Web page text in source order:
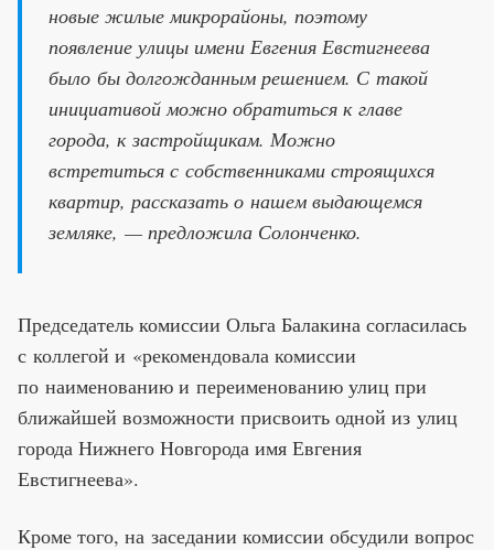
новые жилые микрорайоны, поэтому
появление улицы имени Евгения Евстигнеева
было бы долгожданным решением. С такой
инициативой можно обратиться к главе
города, к застройщикам. Можно
встретиться с собственниками строящихся
квартир, рассказать о нашем выдающемся
земляке, — предложила Солонченко.
Председатель комиссии Ольга Балакина согласилась
с коллегой и «рекомендовала комиссии
по наименованию и переименованию улиц при
ближайшей возможности присвоить одной из улиц
города Нижнего Новгорода имя Евгения
Евстигнеева».
Кроме того, на заседании комиссии обсудили вопрос